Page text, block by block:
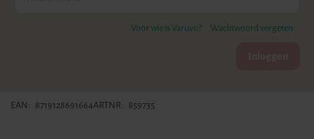
Voor wie is Varuvo? Wachtwoord vergeten
EAN 8719128691664ARTNR 859735